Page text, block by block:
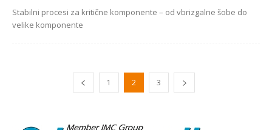
Stabilni procesi za kritične komponente – od vbrizgalne šobe do
velike komponente
1 2 3